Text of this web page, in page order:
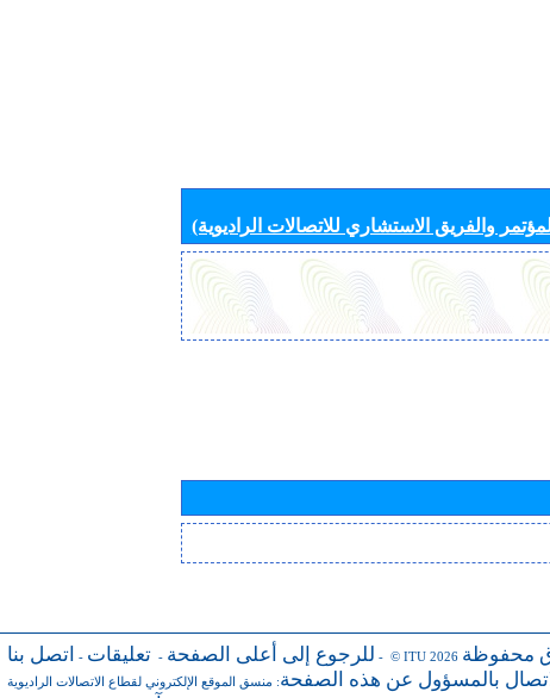
والفريق الاستشاري للاتصالات الراديوية)
للرجوع إلى أعلى الصفحة - تعليقات - اتصل بنا - © ITU 2026 محفوظة
بالمسؤول عن هذه الصفحة: منسق الموقع الإلكتروني لقطاع الاتصالات الراديوية